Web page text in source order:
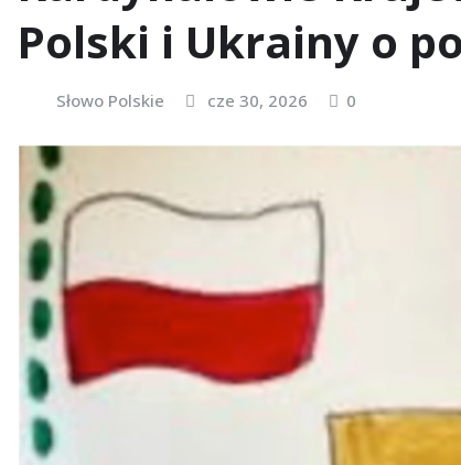
Polski i Ukrainy o
Słowo Polskie cze 30, 2026 0